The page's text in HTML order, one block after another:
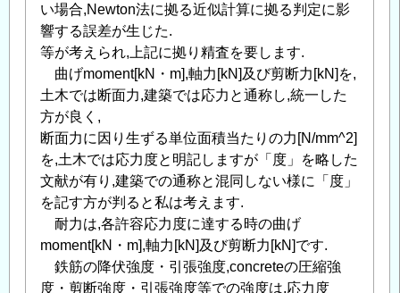
い場合,Newton法に拠る近似計算に拠る判定に影
響する誤差が生じた.
等が考えられ,上記に拠り精査を要します.
曲げmoment[kN・m],軸力[kN]及び剪断力[kN]を,
土木では断面力,建築では応力と通称し,統一した
方が良く,
断面力に因り生ずる単位面積当たりの力[N/mm^2]
を,土木では応力度と明記しますが「度」を略した
文献が有り,建築での通称と混同しない様に「度」
を記す方が判ると私は考えます.
耐力は,各許容応力度に達する時の曲げ
moment[kN・m],軸力[kN]及び剪断力[kN]です.
鉄筋の降伏強度・引張強度,concreteの圧縮強
度・剪断強度・引張強度等での強度は,応力度